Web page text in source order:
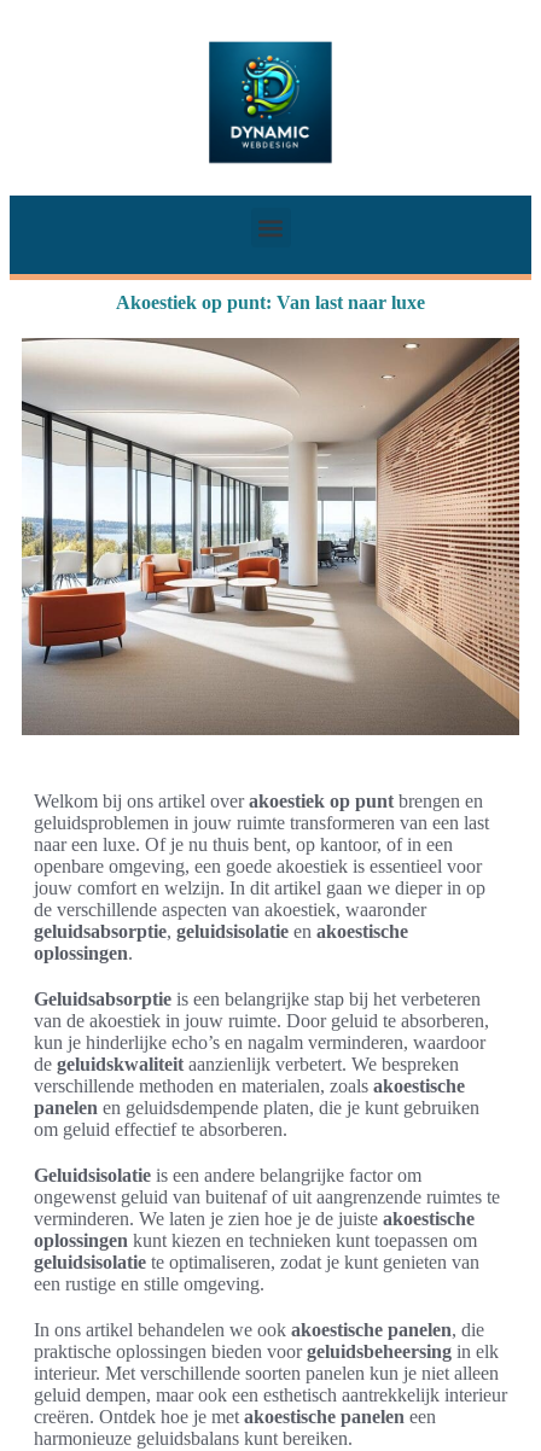
Akoestiek op punt: Van last naar luxe
Welkom bij ons artikel overakoestiek op punt brengen en
geluidsproblemen in jouw ruimte transformeren van een last
naar een luxe. Of je nu thuis bent, op kantoor, of in een
openbare omgeving, een goede akoestiek is essentieel voor
jouw comfort en welzijn. In dit artikel gaan we dieper in op
de verschillende aspecten van akoestiek, waaronder
geluidsabsorptie, geluidsisolatie en akoestische
oplossingen.
Geluidsabsorptie is een belangrijke stap bij het verbeteren
van de akoestiek in jouw ruimte. Door geluid te absorberen,
kun je hinderlijke echo’s en nagalm verminderen, waardoor
de geluidskwaliteit aanzienlijk verbetert. We bespreken
verschillende methoden en materialen, zoals akoestische
panelen en geluidsdempende platen, die je kunt gebruiken
om geluid effectief te absorberen.
Geluidsisolatie is een andere belangrijke factor om
ongewenst geluid van buitenaf of uit aangrenzende ruimtes te
verminderen. We laten je zien hoe je de juiste akoestische
oplossingen kunt kiezen en technieken kunt toepassen om
geluidsisolatie te optimaliseren, zodat je kunt genieten van
een rustige en stille omgeving.
In ons artikel behandelen we ook akoestische panelen, die
praktische oplossingen bieden voorgeluidsbeheersing in elk
interieur. Met verschillende soorten panelen kun je niet alleen
geluid dempen, maar ook een esthetisch aantrekkelijk interieur
creëren. Ontdek hoe je met akoestische panelen een
harmonieuze geluidsbalans kunt bereiken.